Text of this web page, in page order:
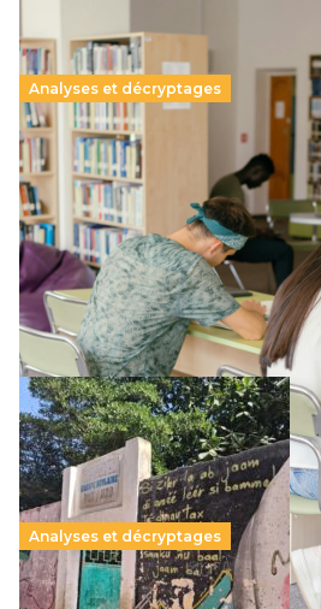
Analyses et décryptages
Supérieur privé : une dérive
promesse républicaine
11 juillet 2026-
Le projet de loi sur la régulation de
supérieur privé met en lumière
qui relègue l’acte pédagogique au
Lire la suite →
Analyses et décryptages
258 millions d’enfants